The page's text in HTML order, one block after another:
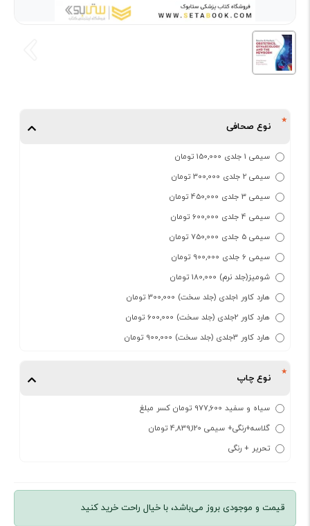
نوع صحافی
سیمی 1 جلدی 150,000 تومان
سیمی 2 جلدی 300,000 تومان
سیمی 3 جلدی 450,000 تومان
سیمی 4 جلدی 600,000 تومان
سیمی 5 جلدی 750,000 تومان
سیمی 6 جلدی 900,000 تومان
شومیز(جلد نرم) 180,000 تومان
هارد کاور 1جلدی (جلد سخت) 300,000 تومان
هارد کاور 2جلدی (جلد سخت) 600,000 تومان
هارد کاور 3جلدی (جلد سخت) 900,000 تومان
نوع چاپ
سیاه و سفید 977,600 تومان کسر مبلغ
گلاسه+رنگی+ سیمی 4,839,120 تومان
تحریر + رنگی
قیمت و موجودی بروز می‌باشد، با خیال راحت خرید کنید